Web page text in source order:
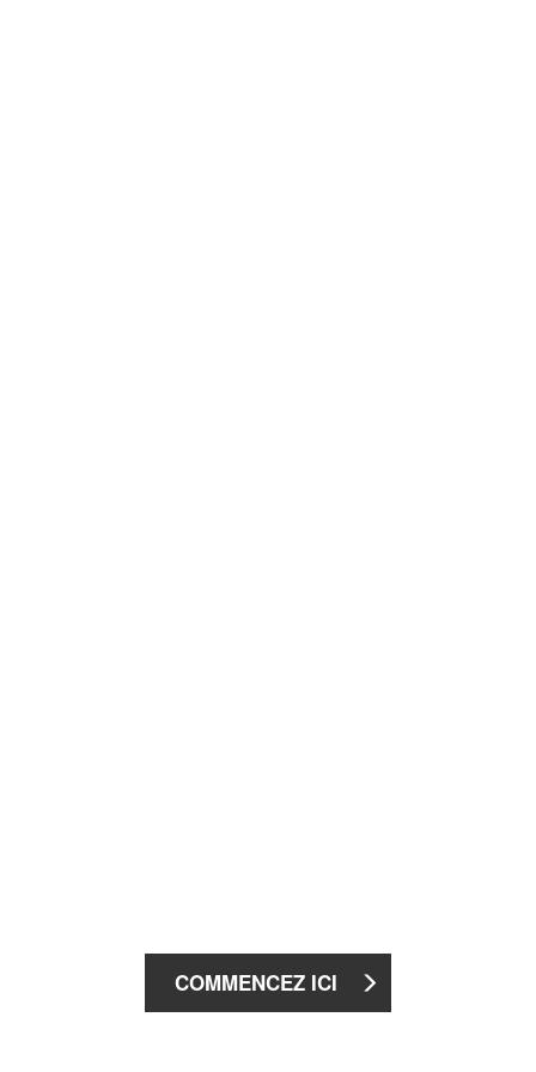
COMMENCEZ ICI